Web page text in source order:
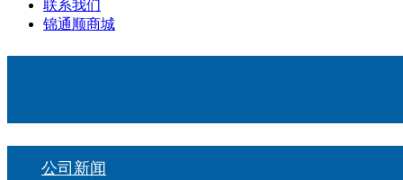
联系我们
锦通顺商城
公司新闻